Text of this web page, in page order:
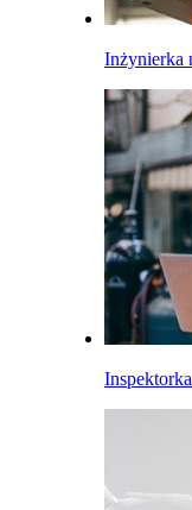
Inżynierka